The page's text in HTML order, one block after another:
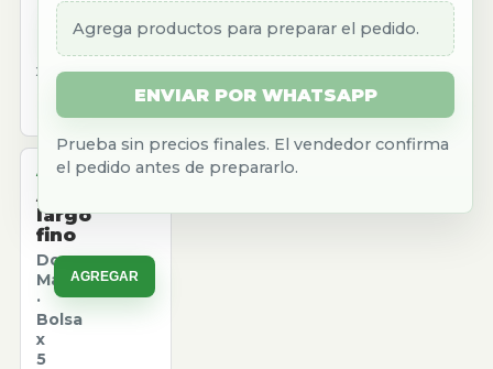
Natura
Caja
x
AGREGAR
ALMACEN
Arroz
largo
fino
Don
Marcos
·
Bolsa
x
5
AGREGAR
Agrega productos para preparar el pedido.
ENVIAR POR WHATSAPP
Prueba sin precios finales. El vendedor confirma
el pedido antes de prepararlo.